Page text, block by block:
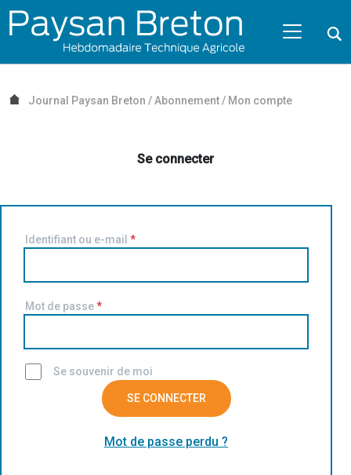
Passer au contenu
NAVIGATION MOBILE
NAVIGATION
PRINCIPALE
Journal Paysan Breton / Abonnement/ Mon compte
Se connecter
Identifiant ou e-mail *
Mot de passe*
Se souvenir de moi
SE CONNECTER
Mot de passe perdu ?